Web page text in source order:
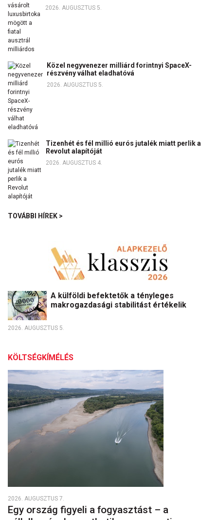
2026. AUGUSZTUS 5.
Közel negyvenezer milliárd forintnyi SpaceX-
részvény válhat eladhatóvá
2026. AUGUSZTUS 5.
Tizenhét és fél millió eurós jutalék miatt perlik a
Revolut alapítóját
2026. AUGUSZTUS 4.
TOVÁBBI HÍREK >
A külföldi befektetők a tényleges
makrogazdasági stabilitást értékelik
2026. AUGUSZTUS 5.
KÖLTSÉGKÍMÉLÉS
2026. AUGUSZTUS 7.
Egy ország figyeli a fogyasztást – a